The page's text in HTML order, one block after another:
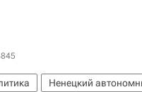
Ненецкий